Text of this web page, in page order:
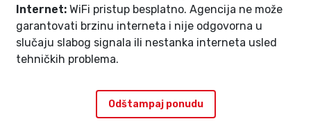
Internet: WiFi pristup besplatno. Agencija ne može
garantovati brzinu interneta i nije odgovorna u
slučaju slabog signala ili nestanka interneta usled
tehničkih problema.
Odštampaj ponudu